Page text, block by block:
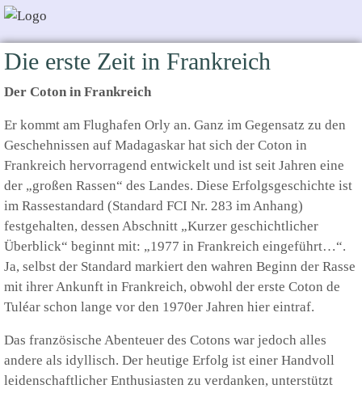
Die erste Zeit in Frankreich
Der Coton in Frankreich
Er kommt am Flughafen Orly an. Ganz im Gegensatz zu den
Geschehnissen auf Madagaskar hat sich der Coton in
Frankreich hervorragend entwickelt und ist seit Jahren eine
der „großen Rassen“ des Landes. Diese Erfolgsgeschichte ist
im Rassestandard (Standard FCI Nr. 283 im Anhang)
festgehalten, dessen Abschnitt „Kurzer geschichtlicher
Überblick“ beginnt mit: „1977 in Frankreich eingeführt…“.
Ja, selbst der Standard markiert den wahren Beginn der Rasse
mit ihrer Ankunft in Frankreich, obwohl der erste Coton de
Tuléar schon lange vor den 1970er Jahren hier eintraf.
Das französische Abenteuer des Cotons war jedoch alles
andere als idyllisch. Der heutige Erfolg ist einer Handvoll
leidenschaftlicher Enthusiasten zu verdanken, unterstützt